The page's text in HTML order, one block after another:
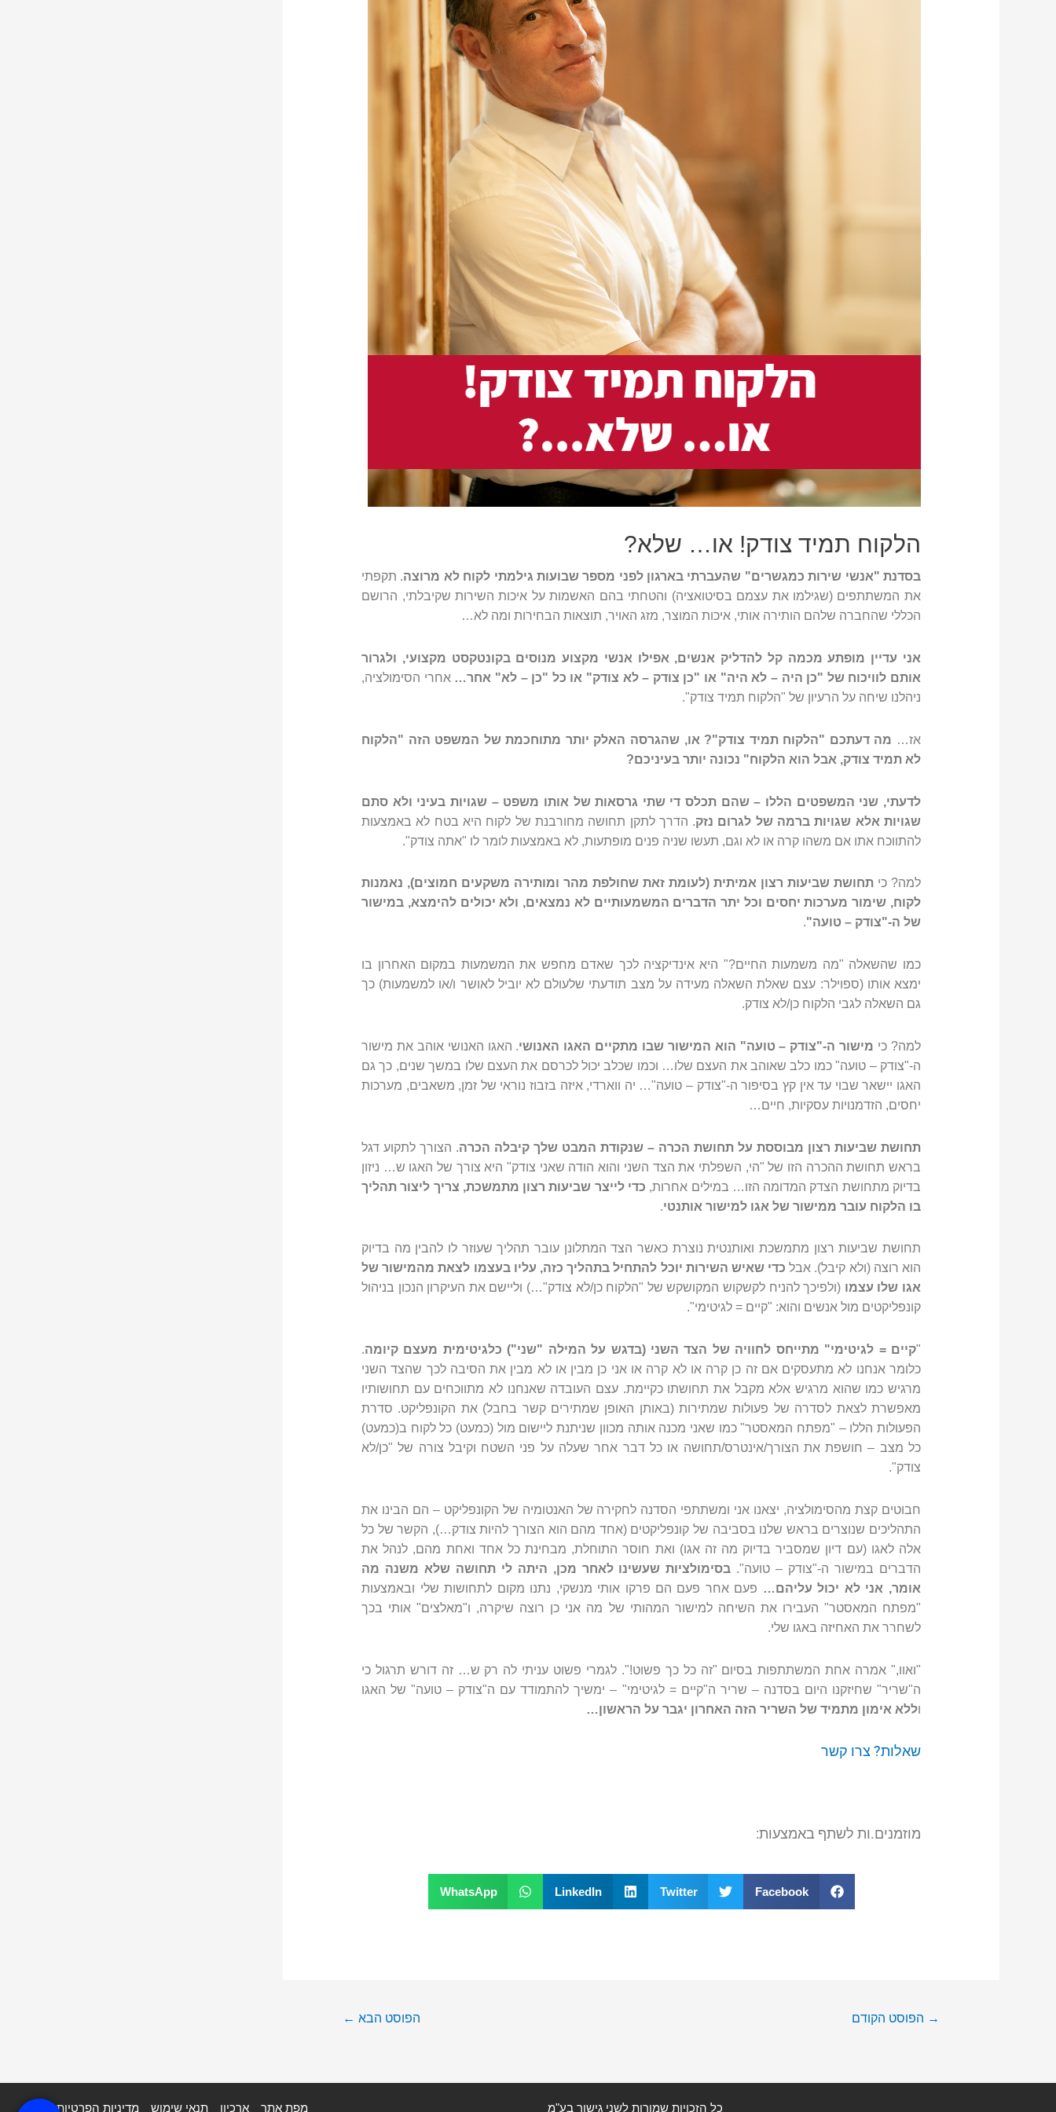
הלקוח תמיד צודק! או… שלא?
בסדנת "אנשי שירות כמגשרים" שהעברתי בארגון לפני מספר שבועות גילמתי לקוח לא מרוצה. תקפתי
את המשתתפים (שגילמו את עצמם בסיטואציה) והטחתי בהם האשמות על איכות השירות שקיבלתי, הרושם
הכללי שהחברה שלהם הותירה אותי, איכות המוצר, מזג האויר, תוצאות הבחירות ומה לא…
אני עדיין מופתע מכמה קל להדליק אנשים, אפילו אנשי מקצוע מנוסים בקונטקסט מקצועי, ולגרור
אותם לוויכוח של "כן היה – לא היה" או "כן צודק – לא צודק" או כל "כן – לא" אחר… אחרי הסימולציה,
ניהלנו שיחה על הרעיון של "הלקוח תמיד צודק".
אז… מה דעתכם "הלקוח תמיד צודק"? או, שהגרסה האלק יותר מתוחכמת של המשפט הזה "הלקוח
לא תמיד צודק, אבל הוא הלקוח" נכונה יותר בעיניכם?
לדעתי, שני המשפטים הללו – שהם תכלס די שתי גרסאות של אותו משפט – שגויות בעיני ולא סתם
שגויות אלא שגויות ברמה של לגרום נזק. הדרך לתקן תחושה מחורבנת של לקוח היא בטח לא באמצעות
להתווכח אתו אם משהו קרה או לא וגם, תעשו שניה פנים מופתעות, לא באמצעות לומר לו "אתה צודק".
למה? כיתחושת שביעות רצון אמיתית (לעומת זאת שחולפת מהר ומותירה משקעים חמוצים), נאמנות
לקוח, שימור מערכות יחסים וכל יתר הדברים המשמעותיים לא נמצאים, ולא יכולים להימצא, במישור
של ה-"צודק – טועה".
כמו שהשאלה "מה משמעות החיים?" היא אינדיקציה לכך שאדם מחפש את המשמעות במקום האחרון בו
ימצא אותו (ספוילר: עצם שאלת השאלה מעידה על מצב תודעתי שלעולם לא יוביל לאושר ו/או למשמעות) כך
גם השאלה לגבי הלקוח כן/לא צודק.
למה? כי מישור ה-"צודק – טועה" הוא המישור שבו מתקיים האגו האנושי. האגו האנושי אוהב את מישור
ה-"צודק – טועה" כמו כלב שאוהב את העצם שלו… וכמו שכלב יכול לכרסם את העצם שלו במשך שנים, כך גם
האגו יישאר שבוי עד אין קץ בסיפור ה-"צודק – טועה"… יה ווארדי, איזה בזבוז נוראי של זמן, משאבים, מערכות
יחסים, הזדמנויות עסקיות, חיים…
תחושת שביעות רצון מבוססת על תחושת הכרה – שנקודת המבט שלך קיבלה הכרה. הצורך לתקוע דגל
בראש תחושת ההכרה הזו של "הי, השפלתי את הצד השני והוא הודה שאני צודק" היא צורך של האגו ש… ניזון
בדיוק מתחושת הצדק המדומה הזו… במילים אחרות, כדי לייצר שביעות רצון מתמשכת, צריך ליצור תהליך
בו הלקוח עובר ממישור של אגו למישור אותנטי.
תחושת שביעות רצון מתמשכת ואותנטית נוצרת כאשר הצד המתלונן עובר תהליך שעוזר לו להבין מה בדיוק
הוא רוצה (ולא קיבל). אבל כדי שאיש השירות יוכל להתחיל בתהליך כזה, עליו בעצמו לצאת מהמישור של
אגו שלו עצמו (ולפיכך להניח לקשקוש המקושקש של "הלקוח כן/לא צודק"…) וליישם את העיקרון הנכון בניהול
קונפליקטים מול אנשים והוא: "קיים = לגיטימי".
"קיים = לגיטימי" מתייחס לחוויה של הצד השני (בדגש על המילה "שני") כלגיטימית מעצם קיומה.
כלומר אנחנו לא מתעסקים אם זה כן קרה או לא קרה או אני כן מבין או לא מבין את הסיבה לכך שהצד השני
מרגיש כמו שהוא מרגיש אלא מקבל את תחושתו כקיימת. עצם העובדה שאנחנו לא מתווכחים עם תחושותיו
מאפשרת לצאת לסדרה של פעולות שמתירות (באותן האופן שמתירים קשר בחבל) את הקונפליקט. סדרת
הפעולות הללו – "מפתח המאסטר" כמו שאני מכנה אותה מכוון שניתנת ליישום מול (כמעט) כל לקוח ב(כמעט)
כל מצב – חושפת את הצורך/אינטרס/תחושה או כל דבר אחר שעלה על פני השטח וקיבל צורה של "כן/לא
צודק".
חבוטים קצת מהסימולציה, יצאנו אני ומשתתפי הסדנה לחקירה של האנטומיה של הקונפליקט – הם הבינו את
התהליכים שנוצרים בראש שלנו בסביבה של קונפליקטים (אחד מהם הוא הצורך להיות צודק…), הקשר של כל
אלה לאגו (עם דיון שמסביר בדיוק מה זה אגו) ואת חוסר התוחלת, מבחינת כל אחד ואחת מהם, לנהל את
הדברים במישור ה-"צודק – טועה". בסימולציות שעשינו לאחר מכן, היתה לי תחושה שלא משנה מה
אומר, אני לא יכול עליהם… פעם אחר פעם הם פרקו אותי מנשקי, נתנו מקום לתחושות שלי ובאמצעות
"מפתח המאסטר" העבירו את השיחה למישור המהותי של מה אני כן רוצה שיקרה, ו"מאלצים" אותי בכך
לשחרר את האחיזה באגו שלי.
"ואוו," אמרה אחת המשתתפות בסיום "זה כל כך פשוט!". לגמרי פשוט עניתי לה רק ש… זה דורש תרגול כי
ה"שריר" שחיזקנו היום בסדנה – שריר ה"קיים = לגיטימי" – ימשיך להתמודד עם ה"צודק – טועה" של האגו
וללא אימון מתמיד של השריר הזה האחרון יגבר על הראשון…
שאלות? צרו קשר
מוזמנים.ות לשתף באמצעות:
Facebook
Twitter
LinkedIn
WhatsApp
→ הפוסט הקודם הפוסט הבא ←
כל הזכויות שמורות לשני גישור בע"מ מפת אתר ארכיון תנאי שימוש מדיניות הפרטיות